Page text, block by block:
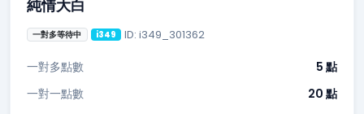
純情大白
一對多等待中 i349 ID: i349_301362
一對多點數
5 點
一對一點數
20 點